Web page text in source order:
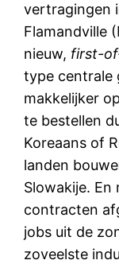
vertragingen
Flamandville
nieuw, first-
type centrale
makkelijker
te bestellen
Koreaans of
landen
Slowakije. En
contracten
jobs uit de
zoveelste